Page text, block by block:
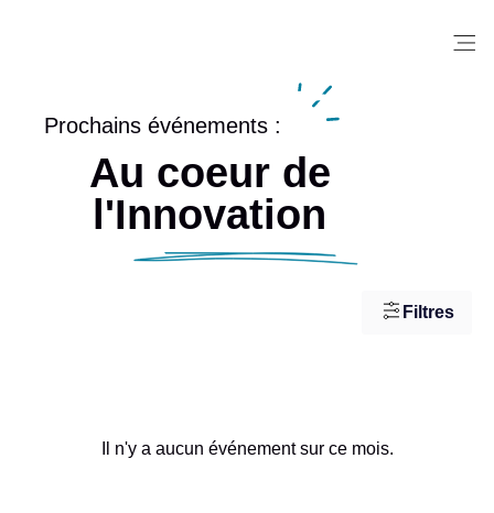
Prochains événements :
Au coeur de
l'Innovation
Filtres
Il n'y a aucun événement sur ce mois.